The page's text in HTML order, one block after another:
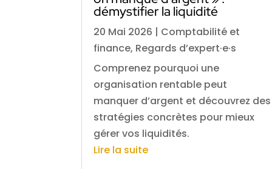
démystifier la liquidité
20 Mai 2026 | Comptabilité et
finance, Regards d’expert·e·s
Comprenez pourquoi une
organisation rentable peut
manquer d’argent et découvrez des
stratégies concrètes pour mieux
gérer vos liquidités.
Lire la suite